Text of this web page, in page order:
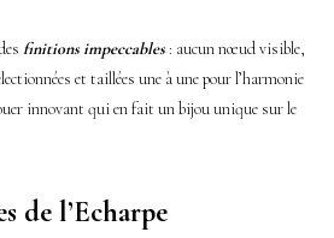
finitions impeccables : aucun nœud visible,
et taillées une à une pour l’harmonie
innovant qui en fait un bijou unique sur le
de l’Echarpe